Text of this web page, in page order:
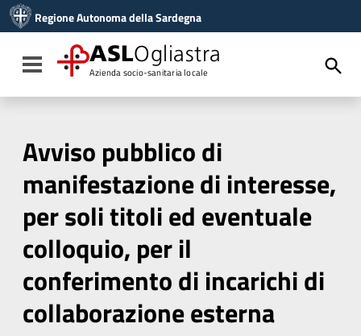
Vai al menu di navigazione
Vai al footer
Regione Autonoma della Sardegna
Toggle navigation
ASLOgliastra
Azienda socio-sanitaria locale
Avviso pubblico di
manifestazione di interesse,
per soli titoli ed eventuale
colloquio, per il
conferimento di incarichi di
collaborazione esterna